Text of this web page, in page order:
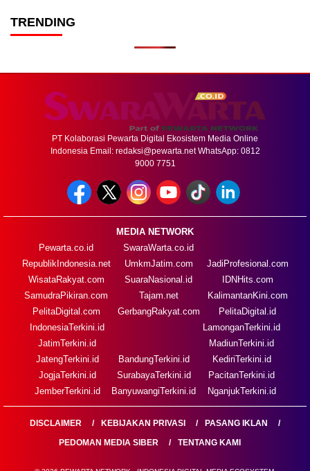
TRENDING
PT Kolaborasi Pewarta Digital Ekosistem Media Online
Indonesia Email: redaksi@pewarta.netWhatsApp: 0812
9000 7751
MEDIA NETWORK
Pewarta.co.id
RepublikIndonesia.net
WisataRakyat.com
SamudraPikiran.com
PelitaDigital.com
SwaraWarta.co.id
UmkmJatim.com
SuaraNasional.id
Tajam.net
GerbangRakyat.com
JadiProfesional.com
IDNHits.com
KalimantanKini.com
PelitaDigital.id
IndonesiaTerkini.id
JatimTerkini.id
JatengTerkini.id
JogjaTerkini.id
JemberTerkini.id
BandungTerkini.id
SurabayaTerkini.id
BanyuwangiTerkini.id
LamonganTerkini.id
MadiunTerkini.id
KediriTerkini.id
PacitanTerkini.id
NganjukTerkini.id
DISCLAIMER KEBIJAKAN PRIVASI
PASANG IKLAN
PEDOMAN MEDIA SIBER
TENTANG KAMI